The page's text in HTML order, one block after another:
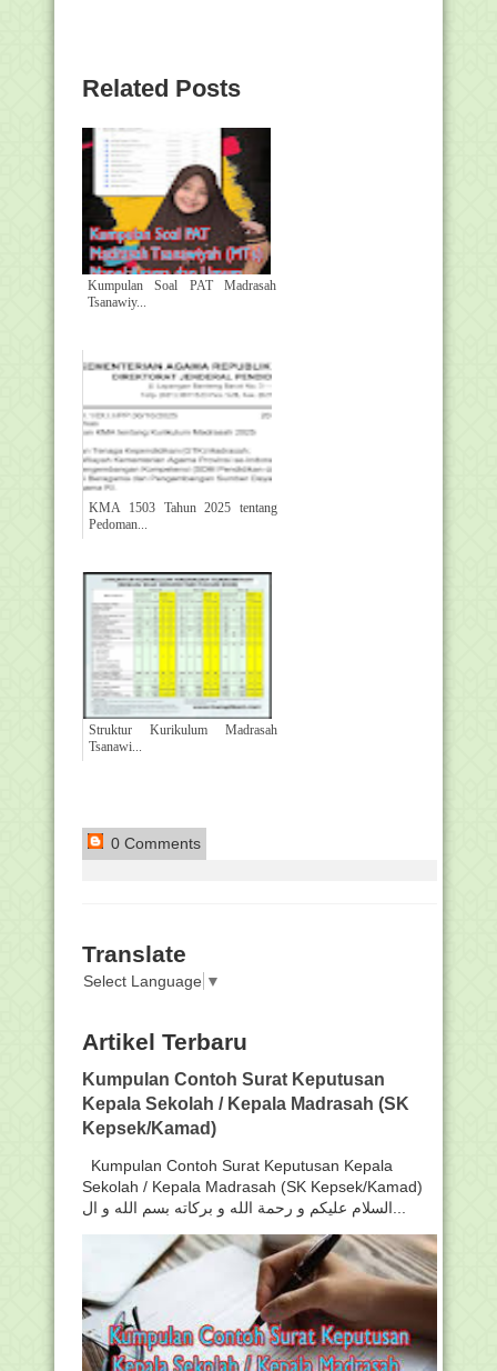
Related Posts
Kumpulan Soal PAT Madrasah
Tsanawiy...
KMA 1503 Tahun 2025 tentang
Pedoman...
Struktur Kurikulum Madrasah
Tsanawi...
0 Comments
Translate
Select Language ▼
Artikel Terbaru
Kumpulan Contoh Surat Keputusan
Kepala Sekolah / Kepala Madrasah (SK
Kepsek/Kamad)
Kumpulan Contoh Surat Keputusan Kepala
Sekolah / Kepala Madrasah (SK Kepsek/Kamad)